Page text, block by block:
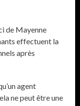
de Mayenne
effectuent la
après
agent
ne peut être une